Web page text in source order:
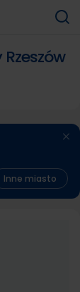
Inne miasto